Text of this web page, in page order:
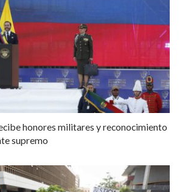
honores militares y reconocimiento
supremo